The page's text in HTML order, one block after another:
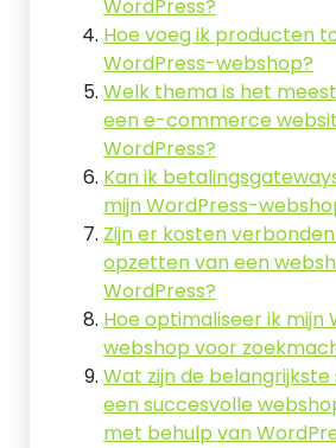
WordPress?
Hoe voeg ik producten
WordPress-webshop?
Welk thema is het
een e-commerce
WordPress?
Kan ik
mijn WordPress-
Zijn er kosten
opzetten van een
WordPress?
Hoe optimaliseer ik mijn
webshop voor
Wat zijn de
een succesvolle
met behulp van